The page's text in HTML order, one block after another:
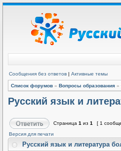
Сообщения без ответов | Активные темы
Список форумов » Вопросы образования »
Русский язык и
Страница 1 из 1
[ 1
Версия для печати
Русский язык и литература